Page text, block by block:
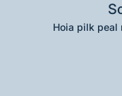
Hoia pilk peal